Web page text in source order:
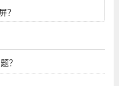
？
？